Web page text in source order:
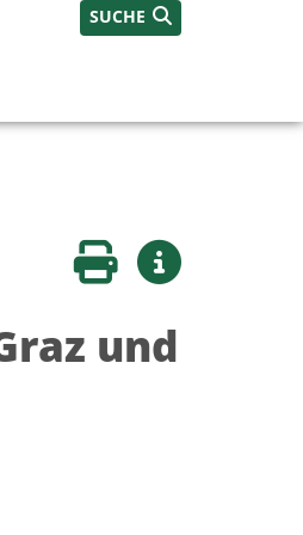
SUCHE
Seite druckenWeitere Infos
und